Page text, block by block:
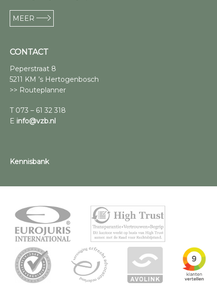
MEER
CONTACT
Peperstraat 8
5211 KM ’s Hertogenbosch
>> Routeplanner
T 073 – 61 32 318
E info@vzb.nl
Kennisbank